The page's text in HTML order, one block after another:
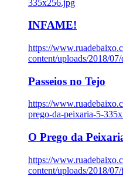
335x256.jpg
INFAME!
https://
content/uploads/2018/
Passeios no Tejo
https://
prego-da-peixaria-5-
O Prego da
https://
content/uploads/2018/